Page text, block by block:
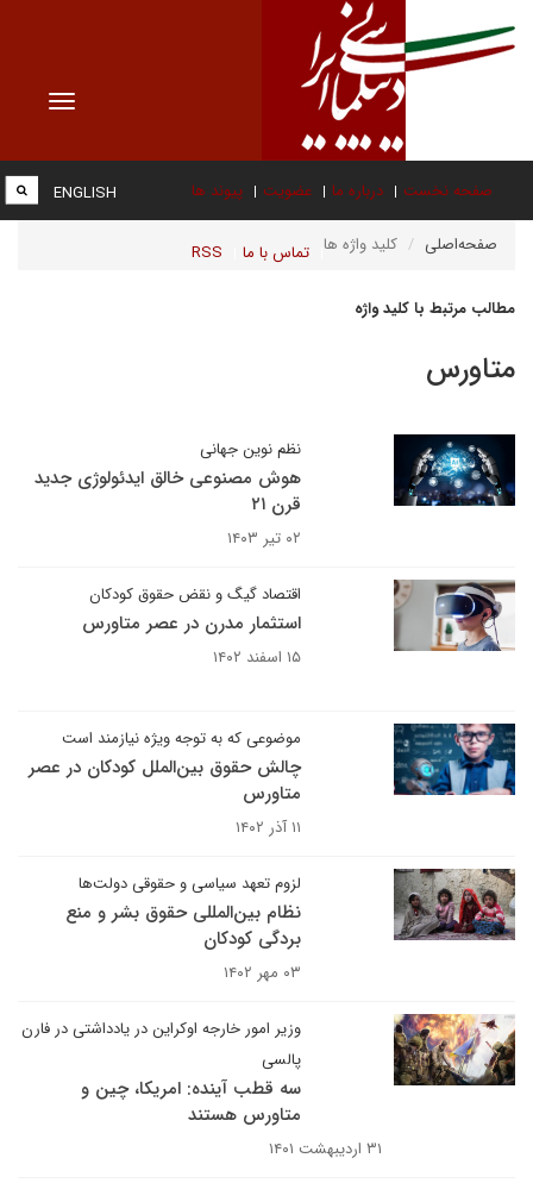
Toggle
صفحه نخست درباره ما عضویت پیوند ها
تماس با ما RSS
ENGLISH
صفحه‌اصلی کلید واژه ها
مطالب مرتبط با کلید واژه
متاورس
نظم نوین جهانی
هوش مصنوعی خالق ایدئولوژی جدید
قرن ۲۱
۰۲ تیر ۱۴۰۳
اقتصاد گیگ و نقض حقوق کودکان
استثمار مدرن در عصر متاورس
۱۵ اسفند ۱۴۰۲
موضوعی که به توجه ویژه نیازمند است
چالش حقوق بین‌الملل کودکان در عصر
متاورس
۱۱ آذر ۱۴۰۲
لزوم تعهد سیاسی و حقوقی دولت‌ها
نظام بین‌المللی حقوق بشر و منع
بردگی کودکان
۰۳ مهر ۱۴۰۲
وزیر امور خارجه اوکراین در یادداشتی در فارن
پالسی
سه قطب آینده: امریکا، چین و
متاورس هستند
۳۱ اردیبهشت ۱۴۰۱